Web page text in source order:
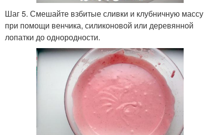
Шаг 5. Смешайте взбитые сливки и клубничную массу
при помощи венчика, силиконовой или деревянной
лопатки до однородности.